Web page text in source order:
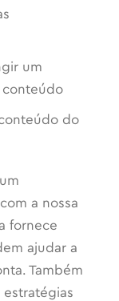
um
do
a nossa
fornece
ajudar a
Também
estratégias